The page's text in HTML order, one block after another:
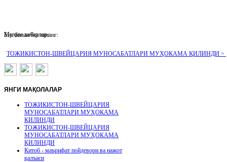
Муҳим хабарлар :
ТОЖИКИСТОН-ШВЕЙЦАРИЯ МУНОСАБАТЛАРИ МУҲОКАМА ҚИЛИНДИ >
Биз билан боғланинг:
ЯНГИ МАҚОЛАЛАР
ТОЖИКИСТОН-ШВЕЙЦАРИЯ
МУНОСАБАТЛАРИ МУҲОКАМА
ҚИЛИНДИ
ТОЖИКИСТОН-ШВЕЙЦАРИЯ
МУНОСАБАТЛАРИ МУҲОКАМА
ҚИЛИНДИ
Китоб - маърифат пойдевори ва нажот
қалъаси